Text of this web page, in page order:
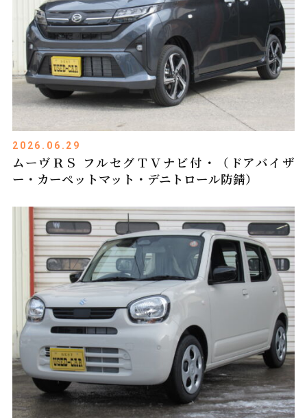
2026.06.29
ムーヴＲＳ フルセグＴＶナビ付・（ドアバイザ
ー・カーペットマット・デニトロール防錆）